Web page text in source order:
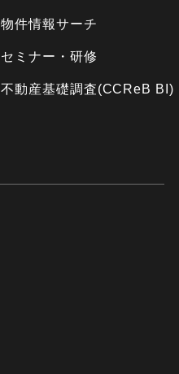
物件情報サーチ
セミナー・研修
不動産基礎調査(CCReB BI)